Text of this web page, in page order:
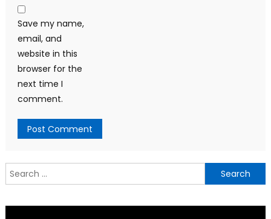
Save my name,
email, and
website in this
browser for the
next time I
comment.
Search
for: